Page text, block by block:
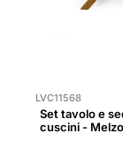
LVC11568
Set tavolo e
cuscini - Melzo